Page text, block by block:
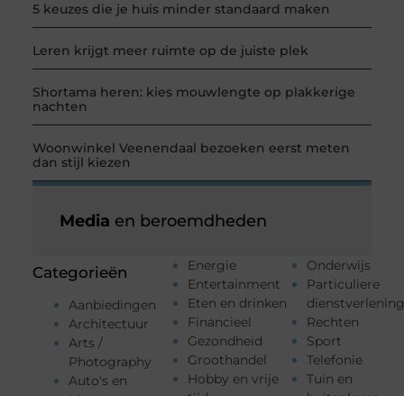
5 keuzes die je huis minder standaard maken
Leren krijgt meer ruimte op de juiste plek
Shortama heren: kies mouwlengte op plakkerige
nachten
Woonwinkel Veenendaal bezoeken eerst meten
dan stijl kiezen
Categorieën
Aanbiedingen
Architectuur
Arts /
Photography
Auto's en
Energie
Entertainment
Eten en drinken
Financieel
Gezondheid
Groothandel
Hobby en vrije
Onderwijs
Particuliere
Rechten
Sport
Telefonie
Tuin en
Media en beroemdheden